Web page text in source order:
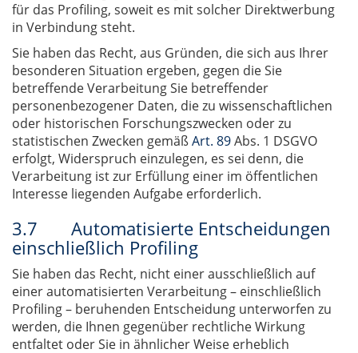
für das Profiling, soweit es mit solcher Direktwerbung
in Verbindung steht.
Sie haben das Recht, aus Gründen, die sich aus Ihrer
besonderen Situation ergeben, gegen die Sie
betreffende Verarbeitung Sie betreffender
personenbezogener Daten, die zu wissenschaftlichen
oder historischen Forschungszwecken oder zu
statistischen Zwecken gemäßArt. 89Abs. 1 DSGVO
erfolgt, Widerspruch einzulegen, es sei denn, die
Verarbeitung ist zur Erfüllung einer im öffentlichen
Interesse liegenden Aufgabe erforderlich.
3.7 Automatisierte Entscheidungen
einschließlich Profiling
Sie haben das Recht, nicht einer ausschließlich auf
einer automatisierten Verarbeitung – einschließlich
Profiling – beruhenden Entscheidung unterworfen zu
werden, die Ihnen gegenüber rechtliche Wirkung
entfaltet oder Sie in ähnlicher Weise erheblich